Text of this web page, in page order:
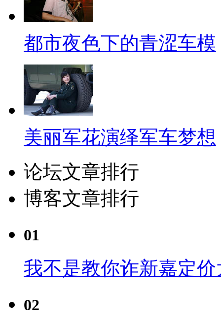
都市夜色下的青涩车模
美丽军花演绎军车梦想
论坛文章排行
博客文章排行
01
我不是教你诈新嘉定
02